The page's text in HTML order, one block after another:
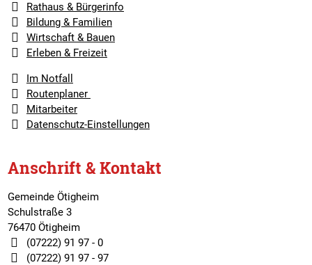
Rathaus & Bürgerinfo
Bildung & Familien
Wirtschaft & Bauen
Erleben & Freizeit
Im Notfall
Routenplaner
Mitarbeiter
Datenschutz-Einstellungen
Anschrift & Kontakt
Gemeinde Ötigheim
Schulstraße 3
76470 Ötigheim
(07222) 91 97 - 0
(07222) 91 97 - 97